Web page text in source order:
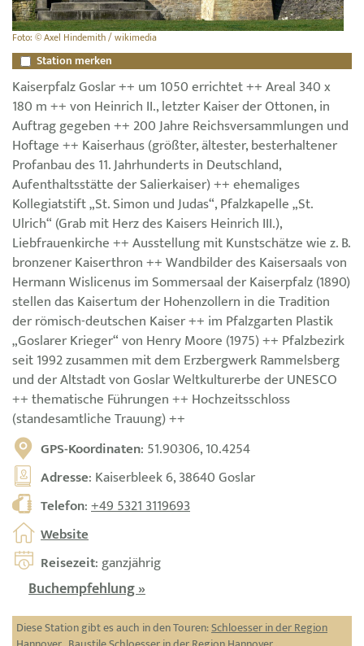
Foto: © Axel Hindemith / wikimedia
Station merken
Kaiserpfalz Goslar ++ um 1050 errichtet ++ Areal 340 x
180 m ++ von Heinrich II., letzter Kaiser der Ottonen, in
Auftrag gegeben ++ 200 Jahre Reichsversammlungen und
Hoftage ++ Kaiserhaus (größter, ältester, besterhaltener
Profanbau des 11. Jahrhunderts in Deutschland,
Aufenthaltsstätte der Salierkaiser) ++ ehemaliges
Kollegiatstift „St. Simon und Judas“, Pfalzkapelle „St.
Ulrich“ (Grab mit Herz des Kaisers Heinrich III.),
Liebfrauenkirche ++ Ausstellung mit Kunstschätze wie z. B.
bronzener Kaiserthron ++ Wandbilder des Kaisersaals von
Hermann Wislicenus im Sommersaal der Kaiserpfalz (1890)
stellen das Kaisertum der Hohenzollern in die Tradition
der römisch-deutschen Kaiser ++ im Pfalzgarten Plastik
„Goslarer Krieger“ von Henry Moore (1975) ++ Pfalzbezirk
seit 1992 zusammen mit dem Erzbergwerk Rammelsberg
und der Altstadt von Goslar Weltkulturerbe der UNESCO
++ thematische Führungen ++ Hochzeitsschloss
(standesamtliche Trauung) ++
GPS-Koordinaten: 51.90306, 10.4254
Adresse: Kaiserbleek 6, 38640 Goslar
Telefon:+49 5321 3119693
Website
Reisezeit: ganzjährig
Buchempfehlung »
Diese Station gibt es auch in den Touren:Schloesser in der Region